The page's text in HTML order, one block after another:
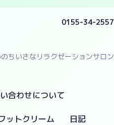
0155-34-2557
のちいさなリラクゼーションサロン
合わせについて
ットクリーム 日記